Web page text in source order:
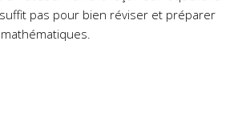
pas pour bien réviser et préparer